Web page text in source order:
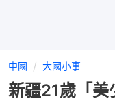
中國 大國小事
新疆21歲「美